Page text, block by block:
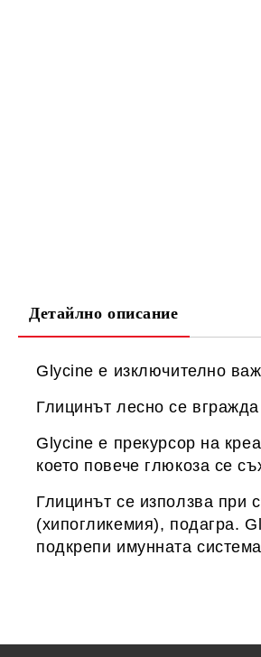
Детайлно описание
Glycine е изключително
Глицинът лесно се
Glycine е прекурсор на
което повече глюкоза се
Глицинът се използва при
(хипогликемия), подагра.
подкрепи имунната